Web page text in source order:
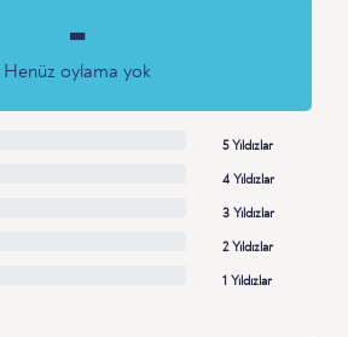
-
Henüz oylama yok
5 Yıldızlar
4 Yıldızlar
3 Yıldızlar
2 Yıldızlar
1 Yıldızlar